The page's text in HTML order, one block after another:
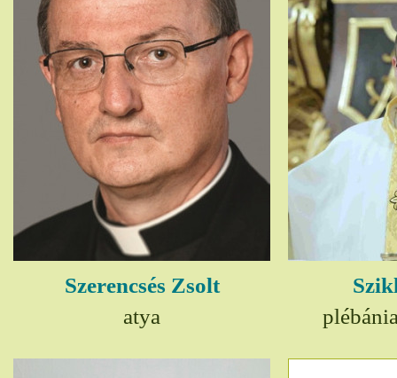
Szerencsés Zsolt
atya